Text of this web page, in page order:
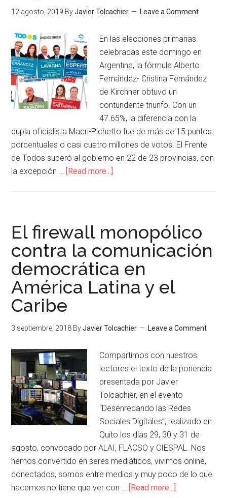
12 agosto, 2019 ByJavier Tolcachier Leave a Comment
En las elecciones primarias
celebradas este domingo en
Argentina, la fórmula Alberto
Fernández- Cristina Fernández
de Kirchner obtuvo un
contundente triunfo. Con un
47.65%, la diferencia con la
dupla oficialista Macri-Pichetto fue de más de 15 puntos
porcentuales o casi cuatro millones de votos. El Frente
de Todos superó al gobierno en 22 de 23 provincias, con
la excepción … [Read more...]
El firewall monopólico
contra la comunicación
democrática en
América Latina y el
Caribe
3 septiembre, 2018 ByJavier Tolcachier Leave a Comment
Compartimos con nuestros
lectores el texto de la ponencia
presentada por Javier
Tolcachier, en el evento
“Desenredando las Redes
Sociales Digitales”, realizado en
Quito los días 29, 30 y 31 de
agosto, convocado por ALAI, FLACSO y CIESPAL. Nos
hemos convertido en seres mediáticos, vivimos online,
conectados, somos entre medios y muy poco de lo que
hacemos no tiene que ver con … [Read more...]